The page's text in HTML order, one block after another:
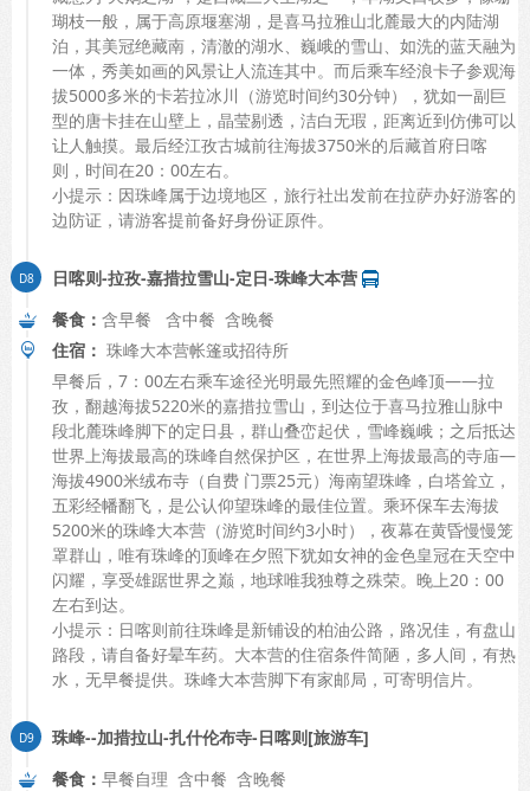
瑚枝一般，属于高原堰塞湖，是喜马拉雅山北麓最大的内陆湖
泊，其美冠绝藏南，清澈的湖水、巍峨的雪山、如洗的蓝天融为
一体，秀美如画的风景让人流连其中。而后乘车经浪卡子参观海
拔5000多米的卡若拉冰川（游览时间约30分钟），犹如一副巨
型的唐卡挂在山壁上，晶莹剔透，洁白无瑕，距离近到仿佛可以
让人触摸。最后经江孜古城前往海拔3750米的后藏首府日喀
则，时间在20：00左右。
小提示：因珠峰属于边境地区，旅行社出发前在拉萨办好游客的
边防证，请游客提前备好身份证原件。
日喀则-拉孜-嘉措拉雪山-定日-珠峰大本营
餐食： 含早餐 含中餐 含晚餐
住宿： 珠峰大本营帐篷或招待所
早餐后，7：00左右乘车途径光明最先照耀的金色峰顶——拉
孜，翻越海拔5220米的嘉措拉雪山，到达位于喜马拉雅山脉中
段北麓珠峰脚下的定日县，群山叠峦起伏，雪峰巍峨；之后抵达
世界上海拔最高的珠峰自然保护区，在世界上海拔最高的寺庙—
海拔4900米绒布寺（自费 门票25元）海南望珠峰，白塔耸立，
五彩经幡翻飞，是公认仰望珠峰的最佳位置。乘环保车去海拔
5200米的珠峰大本营（游览时间约3小时），夜幕在黄昏慢慢笼
罩群山，唯有珠峰的顶峰在夕照下犹如女神的金色皇冠在天空中
闪耀，享受雄踞世界之巅，地球唯我独尊之殊荣。晚上20：00
左右到达。
小提示：日喀则前往珠峰是新铺设的柏油公路，路况佳，有盘山
路段，请自备好晕车药。大本营的住宿条件简陋，多人间，有热
水，无早餐提供。珠峰大本营脚下有家邮局，可寄明信片。
珠峰--加措拉山-扎什伦布寺-日喀则[旅游车]
餐食： 早餐自理 含中餐 含晚餐